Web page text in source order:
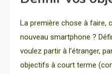
La première chose à faire,
nouveau smartphone ?
voulez partir à l’étranger,
objectifs à court terme